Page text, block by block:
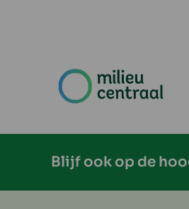
Blijf ook op de